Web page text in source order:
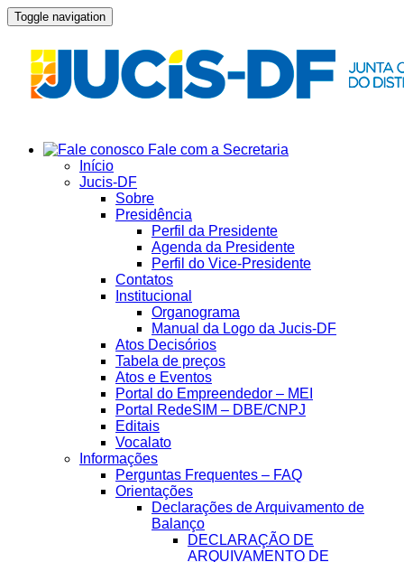
Toggle navigation
Fale com a Secretaria
Início
Jucis-DF
Sobre
Presidência
Perfil da Presidente
Agenda da Presidente
Perfil do Vice-Presidente
Contatos
Institucional
Organograma
Manual da Logo da Jucis-DF
Atos Decisórios
Tabela de preços
Atos e Eventos
Portal do Empreendedor – MEI
Portal RedeSIM – DBE/CNPJ
Editais
Vocalato
Informações
Perguntas Frequentes – FAQ
Orientações
Declarações de Arquivamento de
Balanço
DECLARAÇÃO DE
ARQUIVAMENTO DE